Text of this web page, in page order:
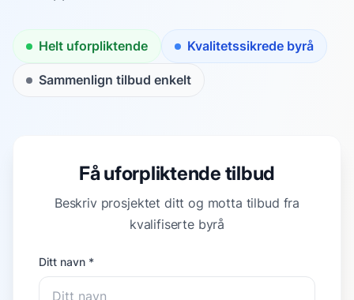
Helt uforpliktende Kvalitetssikrede byrå
Sammenlign tilbud enkelt
Få uforpliktende tilbud
Beskriv prosjektet ditt og motta tilbud fra
kvalifiserte byrå
Ditt navn *